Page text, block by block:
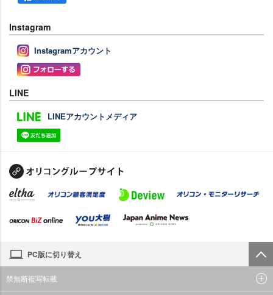
Instagram
Instagramアカウント
LINE
LINEアカウントメディア
PC版に切り替え
禁無断複写転載